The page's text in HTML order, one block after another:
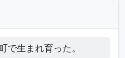
で生まれ育った。